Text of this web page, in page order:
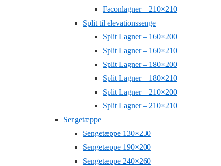
Faconlagner – 210×210
Split til elevationssenge
Split Lagner – 160×200
Split Lagner – 160×210
Split Lagner – 180×200
Split Lagner – 180×210
Split Lagner – 210×200
Split Lagner – 210×210
Sengetæppe
Sengetæppe 130×230
Sengetæppe 190×200
Sengetæppe 240×260